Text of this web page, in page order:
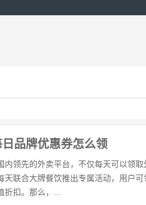
品牌优惠券怎么领
内领先的外卖平台，不仅每天可以领
天联合大牌餐饮推出专属活动，用户
折扣。那么，...